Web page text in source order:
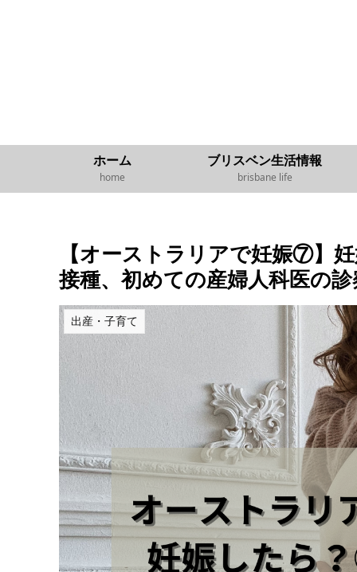
ホーム
home
ブリスベン生活情報
brisbane life
【オーストラリアで妊娠⑦】
接種、初めての産婦人科医の
出産・子育て